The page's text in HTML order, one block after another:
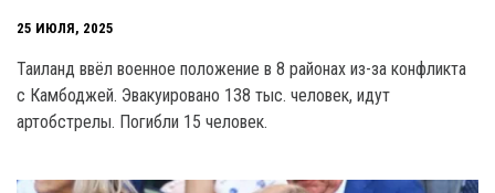
25 ИЮЛЯ, 2025
Таиланд ввёл военное положение в 8 районах из-за конфликта
с Камбоджей. Эвакуировано 138 тыс. человек, идут
артобстрелы. Погибли 15 человек.